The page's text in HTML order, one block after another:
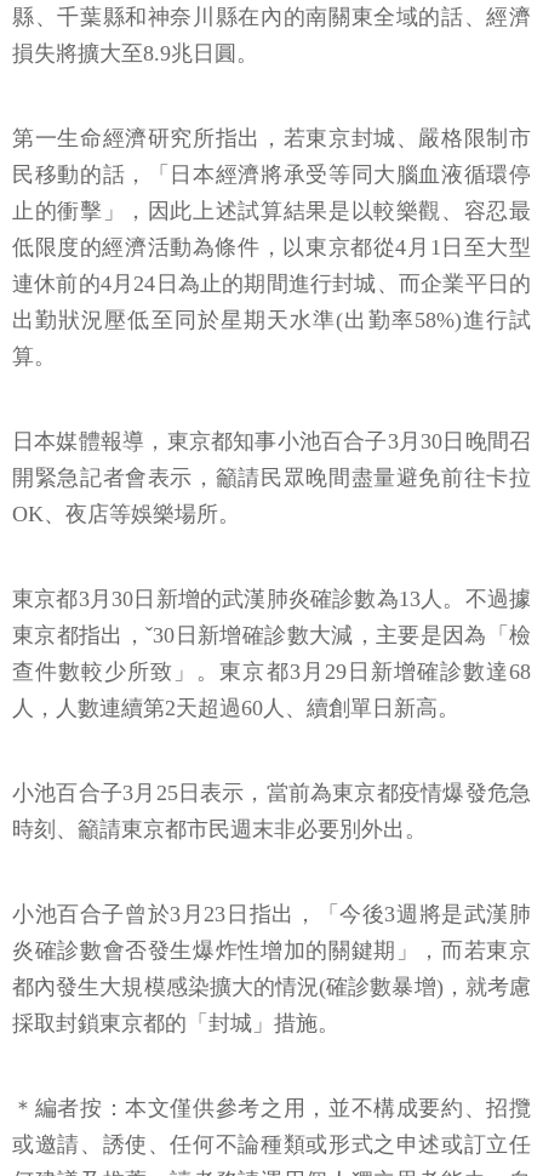
縣、千葉縣和神奈川縣在內的南關東全域的話、經濟
損失將擴大至8.9兆日圓。
第一生命經濟研究所指出，若東京封城、嚴格限制市
民移動的話，「日本經濟將承受等同大腦血液循環停
止的衝擊」，因此上述試算結果是以較樂觀、容忍最
低限度的經濟活動為條件，以東京都從4月1日至大型
連休前的4月24日為止的期間進行封城、而企業平日的
出勤狀況壓低至同於星期天水準(出勤率58%)進行試
算。
日本媒體報導，東京都知事小池百合子3月30日晚間召
開緊急記者會表示，籲請民眾晚間盡量避免前往卡拉
OK、夜店等娛樂場所。
東京都3月30日新增的武漢肺炎確診數為13人。不過據
東京都指出，ˇ30日新增確診數大減，主要是因為「檢
查件數較少所致」。東京都3月29日新增確診數達68
人，人數連續第2天超過60人、續創單日新高。
小池百合子3月25日表示，當前為東京都疫情爆發危急
時刻、籲請東京都市民週末非必要別外出。
小池百合子曾於3月23日指出，「今後3週將是武漢肺
炎確診數會否發生爆炸性增加的關鍵期」，而若東京
都內發生大規模感染擴大的情況(確診數暴增)，就考慮
採取封鎖東京都的「封城」措施。
＊編者按：本文僅供參考之用，並不構成要約、招攬
或邀請、誘使、任何不論種類或形式之申述或訂立任